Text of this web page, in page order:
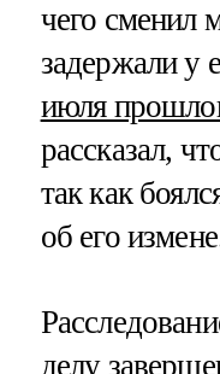
чего сменил
задержали у
июля
рассказал,
так как
об его
делу